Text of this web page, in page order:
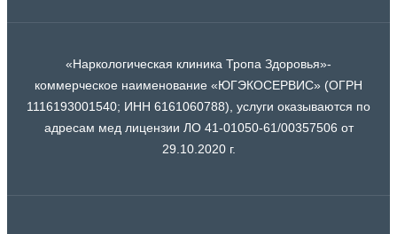
«Наркологическая клиника Тропа Здоровья»-
коммерческое наименование «ЮГЭКОСЕРВИС» (ОГРН
1116193001540; ИНН 6161060788), услуги оказываются по
адресам мед лицензии ЛО 41-01050-61/00357506 от
29.10.2020 г.